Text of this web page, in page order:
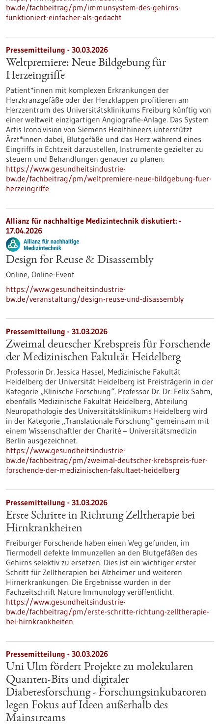
bw.de/fachbeitrag/pm/immunsystem-des-gehirns-
funktioniert-einfacher-als-gedacht
Pressemitteilung - 30.03.2026
Weltpremiere: Neue Bildgebung für
Herzeingriffe
Patient*innen mit komplexen Erkrankungen der
Herzkranzgefäße oder der Herzklappen profitieren am
Herzzentrum des Universitätsklinikums Freiburg künftig von
einer weltweit einzigartigen Angiografie-Anlage. Das System
Artis Icono.vision von Siemens Healthineers unterstützt
Ärzt*innen dabei, Blutgefäße und das Herz während eines
Eingriffs in Echtzeit darzustellen, Instrumente gezielter zu
steuern und Behandlungen genauer zu planen.
https://www.gesundheitsindustrie-
bw.de/fachbeitrag/pm/weltpremiere-neue-bildgebung-fuer-
herzeingriffe
Allianz für nachhaltige Medizintechnik diskutiert: -
17.04.2026
Design for Reuse & Disassembly
Online, Online-Event
https://www.gesundheitsindustrie-
bw.de/veranstaltung/design-reuse-und-disassembly
Pressemitteilung - 31.03.2026
Zweimal deutscher Krebspreis für Forschende
der Medizinischen Fakultät Heidelberg
Professorin Dr. Jessica Hassel, Medizinische Fakultät
Heidelberg der Universität Heidelberg ist Preisträgerin in der
Kategorie „Klinische Forschung“. Professor Dr. Dr. Felix Sahm,
ebenfalls Medizinische Fakultät Heidelberg, Abteilung
Neuropathologie des Universitätsklinikums Heidelberg wird
in der Kategorie „Translationale Forschung“ gemeinsam mit
einem Wissenschaftler der Charité – Universitätsmedizin
Berlin ausgezeichnet.
https://www.gesundheitsindustrie-
bw.de/fachbeitrag/pm/zweimal-deutscher-krebspreis-fuer-
forschende-der-medizinischen-fakultaet-heidelberg
Pressemitteilung - 31.03.2026
Erste Schritte in Richtung Zelltherapie bei
Hirnkrankheiten
Freiburger Forschende haben einen Weg gefunden, im
Tiermodell defekte Immunzellen an den Blutgefäßen des
Gehirns selektiv zu ersetzen. Dies ist ein wichtiger erster
Schritt für Zelltherapien bei Alzheimer und weiteren
Hirnerkrankungen. Die Ergebnisse wurden in der
Fachzeitschrift Nature Immunology veröffentlicht.
https://www.gesundheitsindustrie-
bw.de/fachbeitrag/pm/erste-schritte-richtung-zelltherapie-
bei-hirnkrankheiten
Pressemitteilung - 30.03.2026
Uni Ulm fördert Projekte zu molekularen
Quanten-Bits und digitaler
Diabetesforschung - Forschungsinkubatoren
legen Fokus auf Ideen außerhalb des
Mainstreams